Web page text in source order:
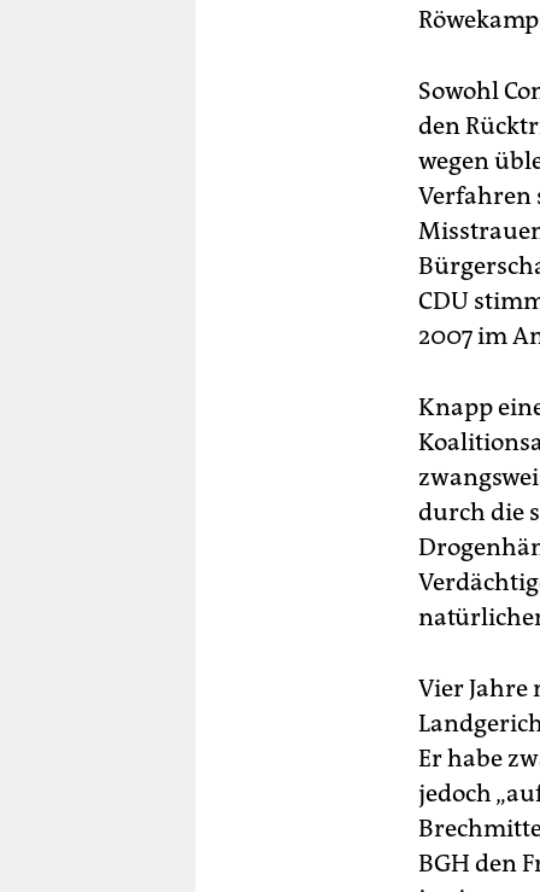
Sowohl
den
wegen
Verfahren
CDU
2007 im
Knapp
durch die
Vier Jahre
Er habe
jedoch
BGH den